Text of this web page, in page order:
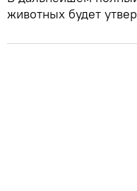
животных будет